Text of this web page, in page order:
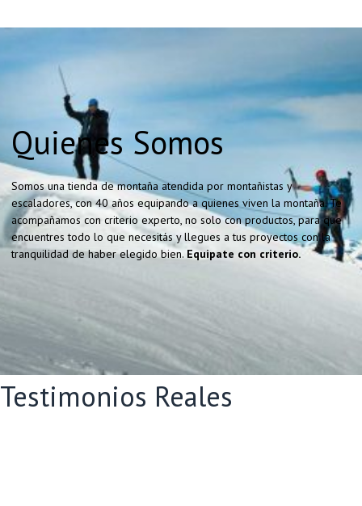
Quienes Somos
Somos una tienda de montaña atendida por montañistas y
escaladores, con 40 años equipando a quienes viven la montaña. Te
acompañamos con criterio experto, no solo con productos, para que
encuentres todo lo que necesitás y llegues a tus proyectos con la
tranquilidad de haber elegido bien. Equipate con criterio.
Testimonios Reales